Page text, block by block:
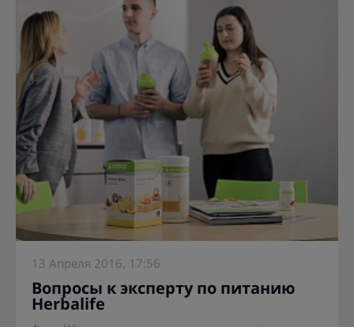
13 Апреля 2016, 17:56
Вопросы к эксперту по питанию
Herbalife